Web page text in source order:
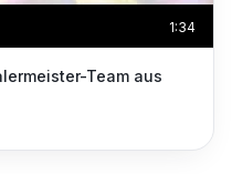
1:34
Team aus